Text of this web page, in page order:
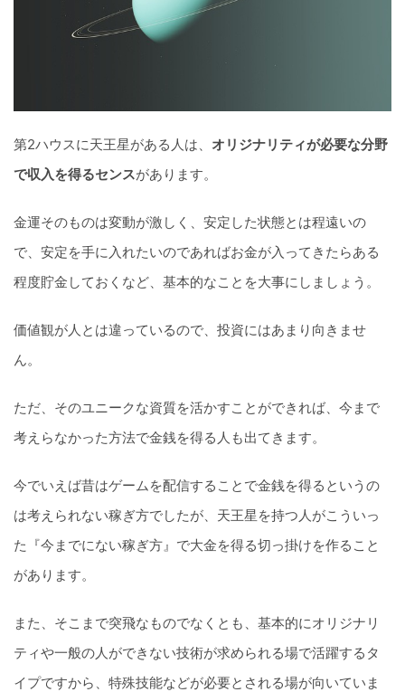
第2ハウスに天王星がある人は、 オリジナリティが必要な分野
で収入を得るセンスがあります。
金運そのものは変動が激しく、安定した状態とは程遠いの
で、安定を手に入れたいのであればお金が入ってきたらある
程度貯金しておくなど、基本的なことを大事にしましょう。
価値観が人とは違っているので、投資にはあまり向きませ
ん。
ただ、そのユニークな資質を活かすことができれば、今まで
考えらなかった方法で金銭を得る人も出てきます。
今でいえば昔はゲームを配信することで金銭を得るというの
は考えられない稼ぎ方でしたが、天王星を持つ人がこういっ
た『今までにない稼ぎ方』で大金を得る切っ掛けを作ること
があります。
また、そこまで突飛なものでなくとも、基本的にオリジナリ
ティや一般の人ができない技術が求められる場で活躍するタ
イプですから、特殊技能などが必要とされる場が向いていま